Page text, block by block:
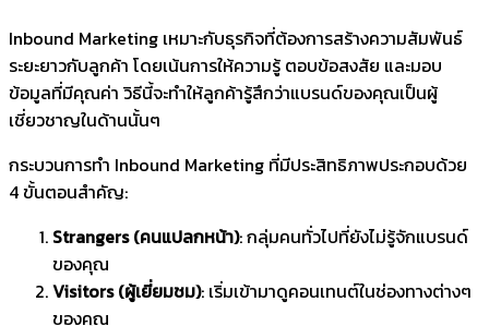
Inbound Marketing เหมาะกับธุรกิจที่ต้องการสร้างความสัมพันธ์
ระยะยาวกับลูกค้า โดยเน้นการให้ความรู้ ตอบข้อสงสัย และมอบ
ข้อมูลที่มีคุณค่า วิธีนี้จะทำให้ลูกค้ารู้สึกว่าแบรนด์ของคุณเป็นผู้
เชี่ยวชาญในด้านนั้นๆ
กระบวนการทำ Inbound Marketing ที่มีประสิทธิภาพประกอบด้วย
4 ขั้นตอนสำคัญ:
Strangers (คนแปลกหน้า): กลุ่มคนทั่วไปที่ยังไม่รู้จักแบรนด์
ของคุณ
Visitors (ผู้เยี่ยมชม): เริ่มเข้ามาดูคอนเทนต์ในช่องทางต่างๆ
ของคุณ